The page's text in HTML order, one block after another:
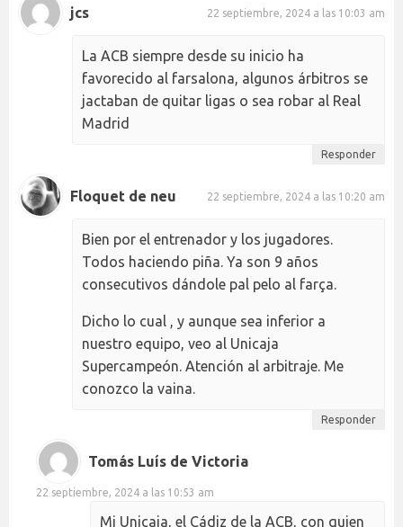
jcs 22 septiembre, 2024 a las 10:03 am
La ACB siempre desde su inicio ha
favorecido al farsalona, algunos árbitros se
jactaban de quitar ligas o sea robar al Real
Madrid
Responder
Floquet de neu 22 septiembre, 2024 a las 10:20 am
Bien por el entrenador y los jugadores.
Todos haciendo piña. Ya son 9 años
consecutivos dándole pal pelo al farça.
Dicho lo cual , y aunque sea inferior a
nuestro equipo, veo al Unicaja
Supercampeón. Atención al arbitraje. Me
conozco la vaina.
Responder
Tomás Luís de Victoria
22 septiembre, 2024 a las 10:53 am
Mi Unicaja, el Cádiz de la ACB, con quien